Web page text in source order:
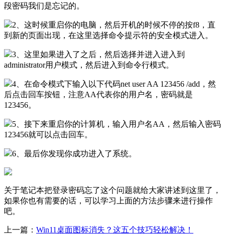
段密码我们是忘记的。
2、这时候重启你的电脑，然后开机的时候不停的按f8，直
到新的页面出现，在这里选择命令提示符的安全模式进入。
3、这里如果进入了之后，然后选择并进入进入到
administrator用户模式，然后进入到命令行模式。
4、在命令模式下输入以下代码net user AA 123456 /add，然
后点击回车按钮，注意AA代表你的用户名，密码就是
123456。
5、接下来重启你的计算机，输入用户名AA，然后输入密码
123456就可以点击回车。
6、最后你发现你成功进入了系统。
关于笔记本把登录密码忘了这个问题就给大家讲述到这里了，
如果你也有需要的话，可以学习上面的方法步骤来进行操作
吧。
上一篇： Win11桌面图标消失？这五个技巧轻松解决！